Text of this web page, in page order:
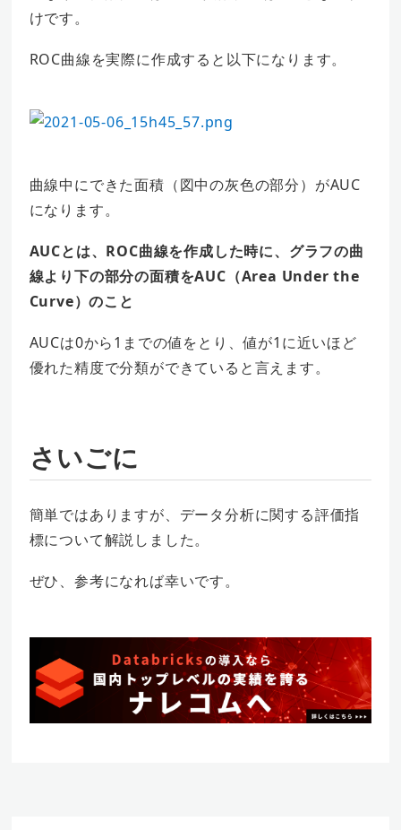
けです。
ROC曲線を実際に作成すると以下になります。
曲線中にできた面積（図中の灰色の部分）がAUC
になります。
AUCとは、ROC曲線を作成した時に、グラフの曲
線より下の部分の面積をAUC（Area Under the
Curve）のこと
AUCは0から1までの値をとり、値が1に近いほど
優れた精度で分類ができていると言えます。
さいごに
簡単ではありますが、データ分析に関する評価指
標について解説しました。
ぜひ、参考になれば幸いです。